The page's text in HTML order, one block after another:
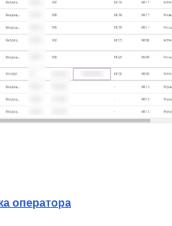
оператора